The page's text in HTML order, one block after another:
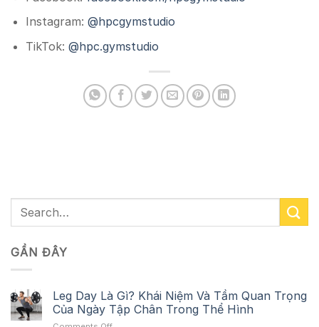
Instagram: @hpcgymstudio
TikTok: @hpc.gymstudio
GẦN ĐÂY
Leg Day Là Gì? Khái Niệm Và Tầm Quan Trọng
Của Ngày Tập Chân Trong Thể Hình